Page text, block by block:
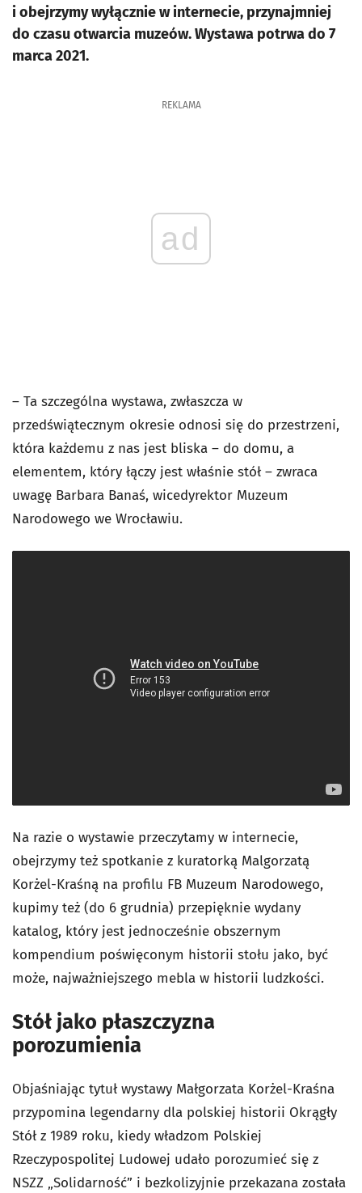
i obejrzymy wyłącznie w internecie, przynajmniej
do czasu otwarcia muzeów. Wystawa potrwa do 7
marca 2021.
REKLAMA
ad
– Ta szczególna wystawa, zwłaszcza w
przedświątecznym okresie odnosi się do przestrzeni,
która każdemu z nas jest bliska – do domu, a
elementem, który łączy jest właśnie stół – zwraca
uwagę Barbara Banaś, wicedyrektor Muzeum
Narodowego we Wrocławiu.
Na razie o wystawie przeczytamy w internecie,
obejrzymy też spotkanie z kuratorką Malgorzatą
Korżel-Kraśną na profilu FB Muzeum Narodowego,
kupimy też (do 6 grudnia) przepięknie wydany
katalog, który jest jednocześnie obszernym
kompendium poświęconym historii stołu jako, być
może, najważniejszego mebla w historii ludzkości.
Stół jako płaszczyzna
porozumienia
Objaśniając tytuł wystawy Małgorzata Korżel-Kraśna
przypomina legendarny dla polskiej historii Okrągły
Stół z 1989 roku, kiedy władzom Polskiej
Rzeczypospolitej Ludowej udało porozumieć się z
NSZZ „Solidarność” i bezkolizyjnie przekazana została